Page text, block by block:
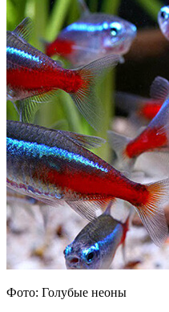
Фото: Голубые неоны